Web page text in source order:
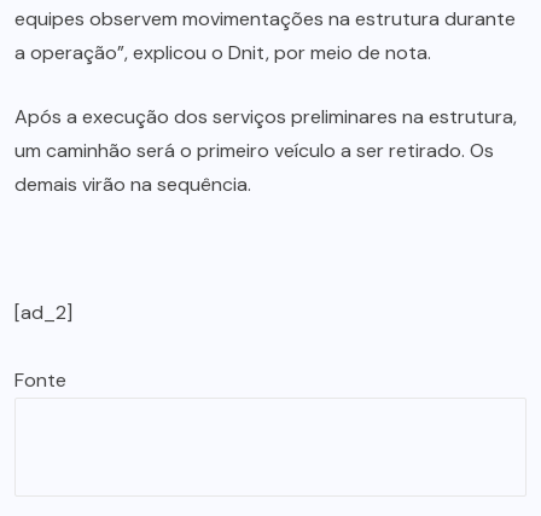
equipes observem movimentações na estrutura durante
a operação”, explicou o Dnit, por meio de nota.
Após a execução dos serviços preliminares na estrutura,
um caminhão será o primeiro veículo a ser retirado. Os
demais virão na sequência.
[ad_2]
Fonte